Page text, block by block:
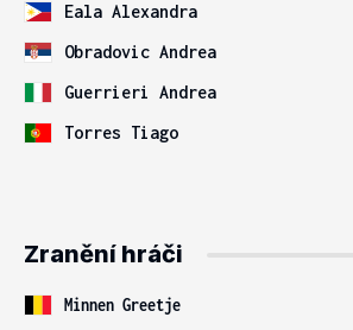
Eala Alexandra
Obradovic Andrea
Guerrieri Andrea
Torres Tiago
Zranění hráči
Minnen Greetje